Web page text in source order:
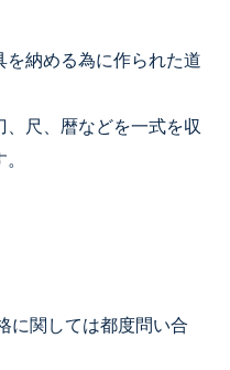
納める為に作られた道
尺、暦などを一式を収
関しては都度問い合